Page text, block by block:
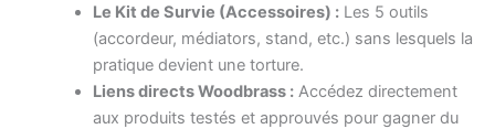
Le Kit de Survie (Accessoires) :Les 5 outils
(accordeur, médiators, stand, etc.) sans lesquels la
pratique devient une torture.
Liens directs Woodbrass :Accédez directement
aux produits testés et approuvés pour gagner du